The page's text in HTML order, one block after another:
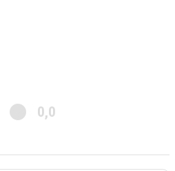
0,0